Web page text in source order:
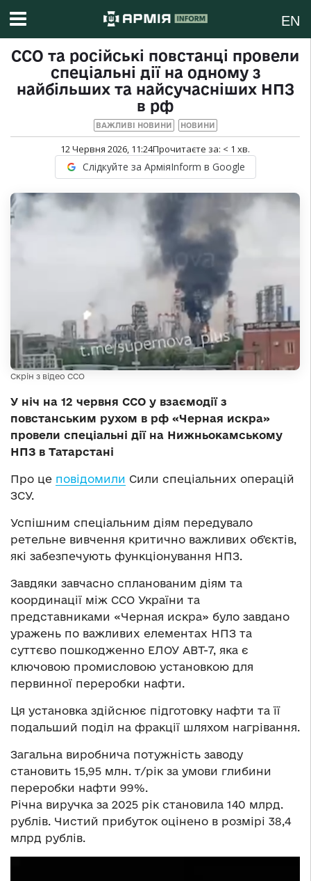
EN
ССО та російські повстанці провели
спеціальні дії на одному з
найбільших та найсучасніших НПЗ
в рф
ВАЖЛИВІ НОВИНИ НОВИНИ
12 Червня 2026, 11:24Прочитаєте за: < 1 хв.
Слідкуйте за АрміяInform в Google
Скрін з відео ССО
У ніч на 12 червня ССО у взаємодії з
повстанським рухом в рф «Черная искра»
провели спеціальні дії на Нижньокамському
НПЗ в Татарстані
Про це повідомили Сили спеціальних операцій
ЗСУ.
Успішним спеціальним діям передувало
ретельне вивчення критично важливих обʼєктів,
які забезпечують функціонування НПЗ.
Завдяки завчасно спланованим діям та
координації між ССО України та
представниками «Черная искра» було завдано
уражень по важливих елементах НПЗ та
суттєво пошкодженно ЕЛОУ АВТ-7, яка є
ключовою промисловою установкою для
первинної переробки нафти.
Ця установка здійснює підготовку нафти та її
подальший поділ на фракції шляхом нагрівання.
Загальна виробнича потужність заводу
становить 15,95 млн. т/рік за умови глибини
переробки нафти 99%.
Річна виручка за 2025 рік становила 140 млрд.
рублів. Чистий прибуток оцінено в розмірі 38,4
млрд рублів.